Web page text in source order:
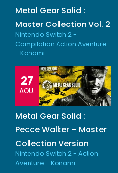
Metal Gear Solid :
Master Collection Vol. 2
Nintendo Switch 2 -
Compilation Action Aventure
- Konami
27
AOU.
Metal Gear Solid :
Peace Walker – Master
Collection Version
Nintendo Switch 2 - Action
Aventure - Konami